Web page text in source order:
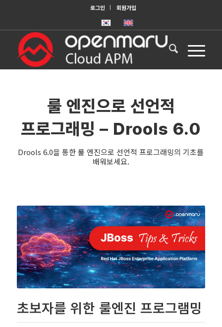
로그인 회원가입
룰 엔진으로 선언적
프로그래밍 – Drools 6.0
Drools 6.0을 통한 룰 엔진으로 선언적 프로그래밍의 기초를
배워보세요.
초보자를 위한 룰엔진 프로그램밍